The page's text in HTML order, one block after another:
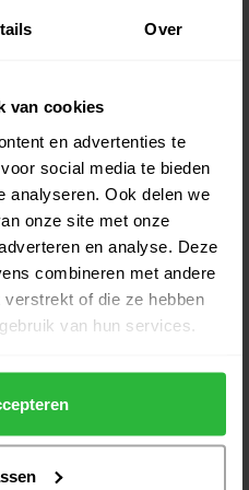
Over
van cookies
en advertenties te
social media te bieden
analyseren. Ook delen we
onze site met onze
en analyse. Deze
combineren met andere
of die ze hebben
van hun services.
wood 5
wood
€399,00
€365,00
Max Fairway
€399,00
€365,00